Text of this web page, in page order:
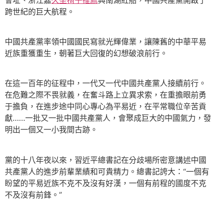
跨世紀的巨大航程。
中國共產黨率領中國國民寫就光輝偉業，讓陳舊的中華平易
近族重獲重生，朝著巨大回復的幻想破浪前行。
在這一百年的征程中，一代又一代中國共產黨人接續前行。
在危難之際不畏就義，在奮斗路上立異求索，在重擔眼前勇
于擔負，在進步途中同心專心為平易近，在平常職位辛苦貢
獻……一批又一批中國共產黨人，會聚成巨大的中國氣力，發
明出一個又一小我間古跡。
黨的十八年夜以來，習近平總書記在分歧場所密意講述中國
共產黨人的進步前輩業績和可貴精力。總書記誇大：“一個有
盼望的平易近族不克不及沒有好漢，一個有前程的國度不克
不及沒有前鋒。”